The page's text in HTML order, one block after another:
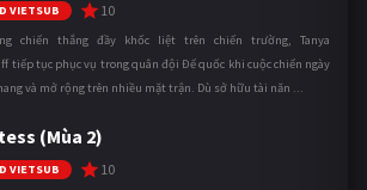
VIETSUB 10
chiến thắng đầy khốc liệt trên chiến trường, Tanya
tiếp tục phục vụ trong quân đội Đế quốc khi cuộc chiến ngày
và mở rộng trên nhiều mặt trận. Dù sở hữu tài năn ...
(Mùa 2)
VIETSUB 10